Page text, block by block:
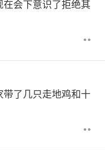
在会下意识了拒绝其
••
了几只走地鸡和十
••